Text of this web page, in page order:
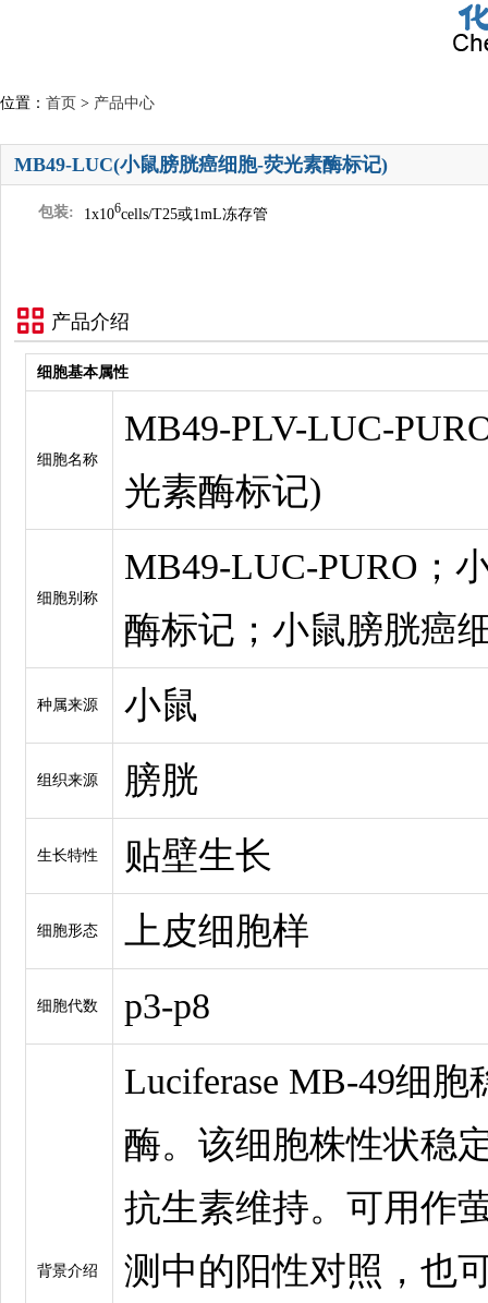
位置： 首页 > 产品中心
MB49-LUC(小鼠膀胱癌细胞-荧光素酶标记)
包装: 1x106cells/T25或1mL冻存管
产品介绍
细胞基本属性
细胞名称
MB49-PLV-LUC-
光素酶标记)
细胞别称
MB49-LUC-PURO；
酶标记；小鼠膀胱癌
种属来源 小鼠
组织来源 膀胱
生长特性 贴壁生长
细胞形态 上皮细胞样
细胞代数 p3-p8
背景介绍
Luciferase MB-49细
酶。该细胞株性状稳
抗生素维持。可用作
测中的阳性对照，也